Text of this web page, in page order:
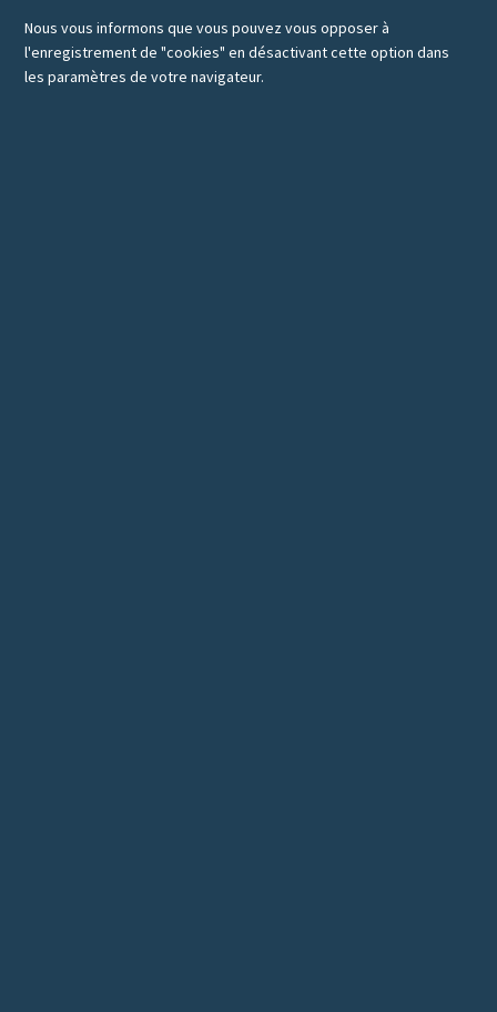
Nous vous informons que vous pouvez vous opposer à
l'enregistrement de "cookies" en désactivant cette option dans
les paramètres de votre navigateur.